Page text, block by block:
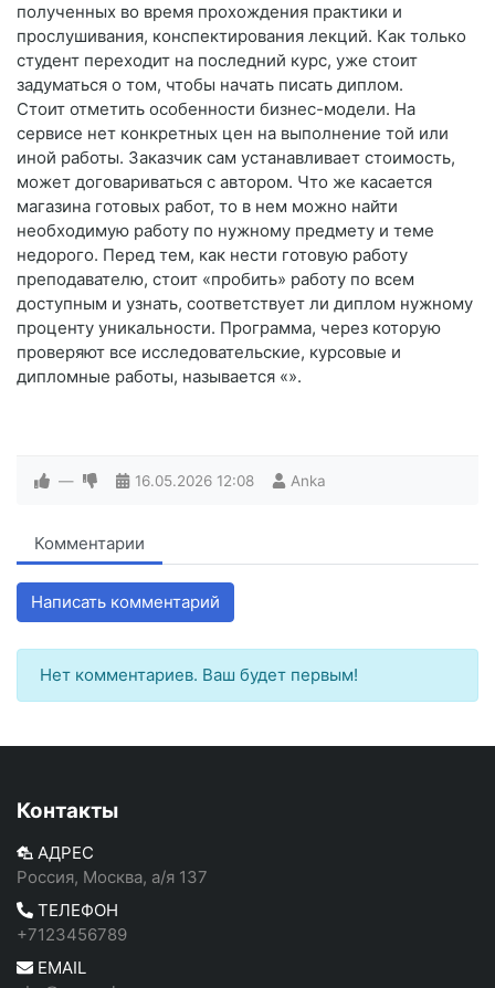
полученных во время прохождения практики и
прослушивания, конспектирования лекций. Как только
студент переходит на последний курс, уже стоит
задуматься о том, чтобы начать писать диплом.
Стоит отметить особенности бизнес-модели. На
сервисе нет конкретных цен на выполнение той или
иной работы. Заказчик сам устанавливает стоимость,
может договариваться с автором. Что же касается
магазина готовых работ, то в нем можно найти
необходимую работу по нужному предмету и теме
недорого. Перед тем, как нести готовую работу
преподавателю, стоит «пробить» работу по всем
доступным и узнать, соответствует ли диплом нужному
проценту уникальности. Программа, через которую
проверяют все исследовательские, курсовые и
дипломные работы, называется «».
— 16.05.2026 12:08 Anka
Комментарии
Написать комментарий
Нет комментариев. Ваш будет первым!
Контакты
АДРЕС
Россия, Москва, а/я 137
ТЕЛЕФОН
+7123456789
EMAIL